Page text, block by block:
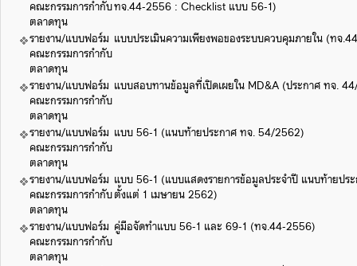
คณะกรรมการกำกับ
ตลาดทุน
ทจ.44-2556 : Checklist แบบ 56-1)
รายงาน/แบบฟอร์ม
คณะกรรมการกำกับ
ตลาดทุน
แบบประเมินความเพียงพอของระบบควบคุมภายใน (ทจ
รายงาน/แบบฟอร์ม
คณะกรรมการกำกับ
ตลาดทุน
แบบสอบทานข้อมูลที่เปิดเผยใน MD&A (ประกาศ ทจ.
รายงาน/แบบฟอร์ม
คณะกรรมการกำกับ
ตลาดทุน
แบบ 56-1 (แนบท้ายประกาศ ทจ. 54/2562)
รายงาน/แบบฟอร์ม
คณะกรรมการกำกับ
ตลาดทุน
แบบ 56-1 (แบบแสดงรายการข้อมูลประจำปี แนบท้ายปร
ตั้งแต่ 1 เมษายน 2562)
รายงาน/แบบฟอร์ม
คณะกรรมการกำกับ
ตลาดทุน
คู่มือจัดทำแบบ 56-1 และ 69-1 (ทจ.44-2556)